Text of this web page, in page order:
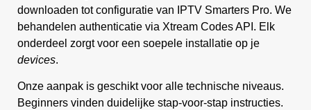
downloaden tot configuratie van IPTV Smarters Pro. We
behandelen authenticatie via Xtream Codes API. Elk
onderdeel zorgt voor een soepele installatie op je
devices.
Onze aanpak is geschikt voor alle technische niveaus.
Beginners vinden duidelijke stap-voor-stap instructies.